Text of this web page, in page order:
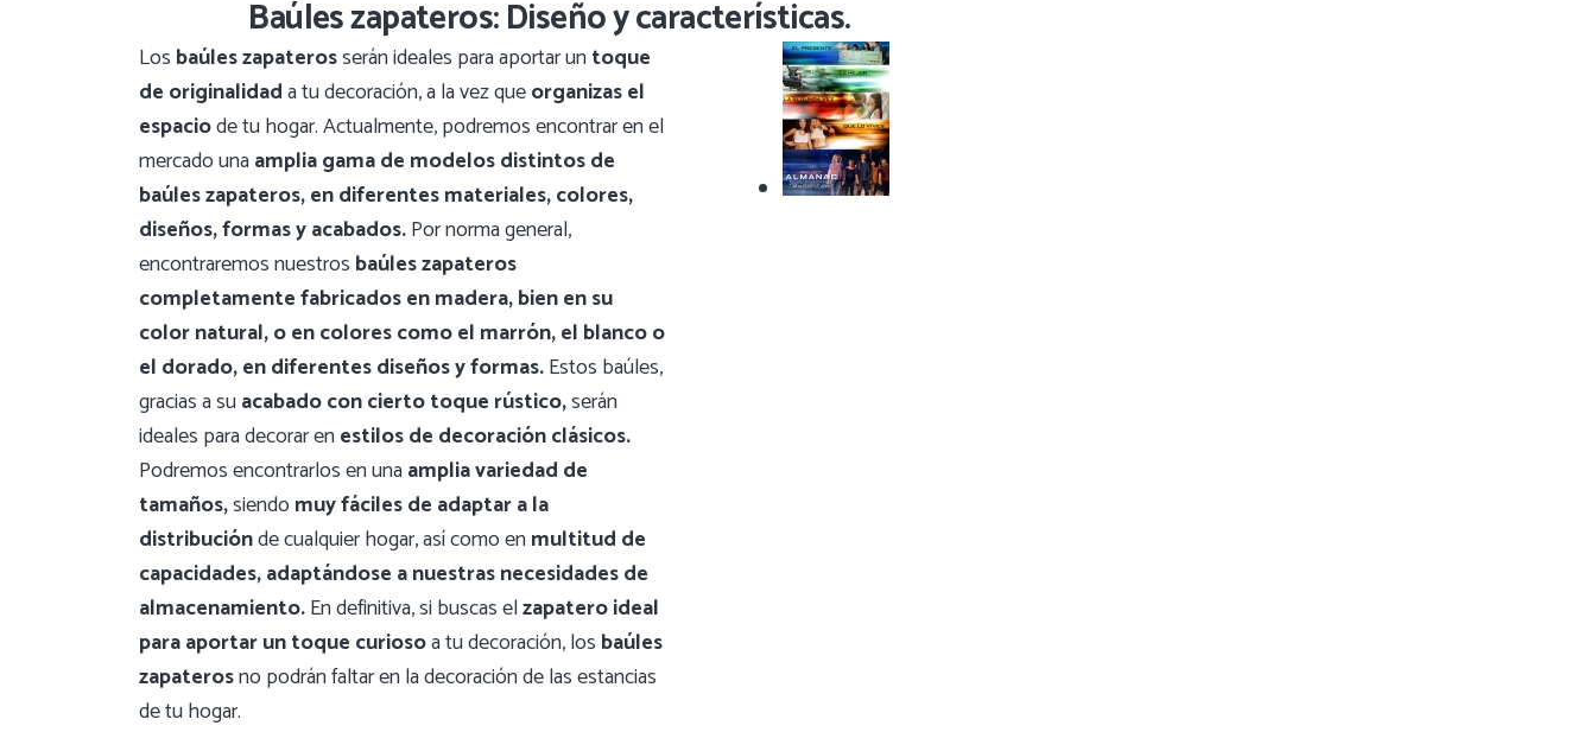
Baúles zapateros: Diseño y características.
Los baúles zapaterosserán ideales para aportar untoque
de originalidada tu decoración, a la vez queorganizas el
espaciode tu hogar. Actualmente, podremos encontrar en el
mercado unaamplia gama de modelos distintos de
baúles zapateros, en diferentes materiales, colores,
diseños, formas y acabados.Por norma general,
encontraremos nuestros baúles zapateros
completamente fabricados en madera, bien en su
color natural, o en colores como el marrón, el blanco o
el dorado, en diferentes diseños y formas.Estos baúles,
gracias a suacabado con cierto toque rústico,serán
ideales para decorar enestilos de decoración clásicos.
Podremos encontrarlos en unaamplia variedad de
tamaños,siendo muy fáciles de adaptar a la
distribuciónde cualquier hogar, así como enmultitud de
capacidades,adaptándose a nuestras necesidades de
almacenamiento.En definitiva, si buscas elzapatero ideal
para aportar un toque curiosoa tu decoración, los baúles
zapaterosno podrán faltar en la decoración de las estancias
de tu hogar.